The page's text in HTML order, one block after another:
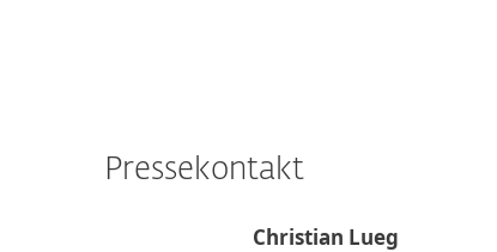
Pressekontakt
Christian Lueg